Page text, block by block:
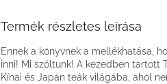
Termék részletes leírása
Ennek a könyvnek a mellékhatása,
inni! Mi szóltunk! A kezedben tartott
Kínai és Japán teák világába, ahol